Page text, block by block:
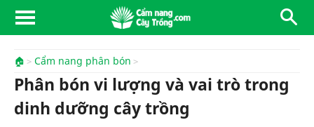
🏠 Cẩm nang phân bón
Phân bón vi lượng và vai trò trong
dinh dưỡng cây trồng